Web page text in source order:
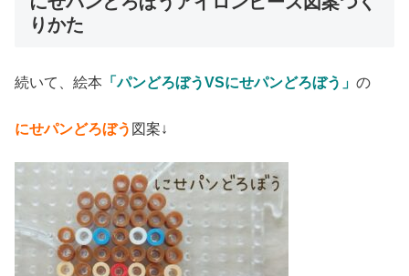
りかた
続いて、絵本 「パンどろぼうVSにせパンどろぼう」 の
にせパンどろぼう 図案↓